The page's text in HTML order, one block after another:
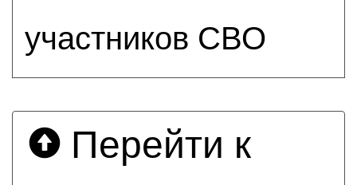
участников СВО
Перейти к